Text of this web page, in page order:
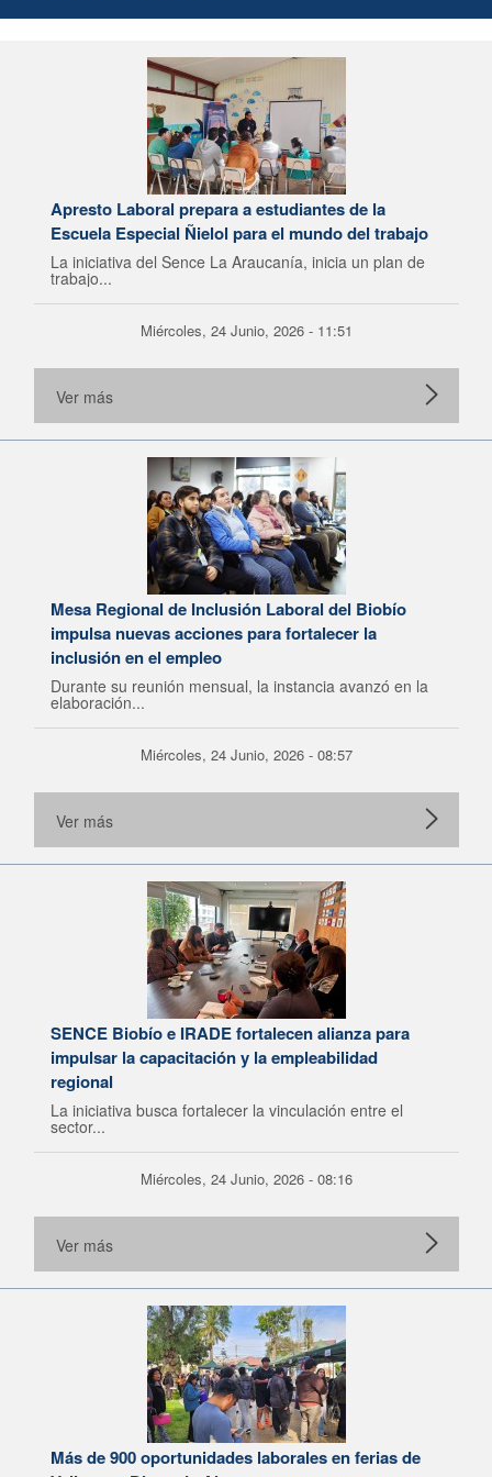
Apresto Laboral prepara a estudiantes de la
Escuela Especial Ñielol para el mundo del trabajo
La iniciativa del Sence La Araucanía, inicia un plan de
trabajo...
Miércoles, 24 Junio, 2026 - 11:51
Ver más
Mesa Regional de Inclusión Laboral del Biobío
impulsa nuevas acciones para fortalecer la
inclusión en el empleo
Durante su reunión mensual, la instancia avanzó en la
elaboración...
Miércoles, 24 Junio, 2026 - 08:57
Ver más
SENCE Biobío e IRADE fortalecen alianza para
impulsar la capacitación y la empleabilidad
regional
La iniciativa busca fortalecer la vinculación entre el
sector...
Miércoles, 24 Junio, 2026 - 08:16
Ver más
Más de 900 oportunidades laborales en ferias de